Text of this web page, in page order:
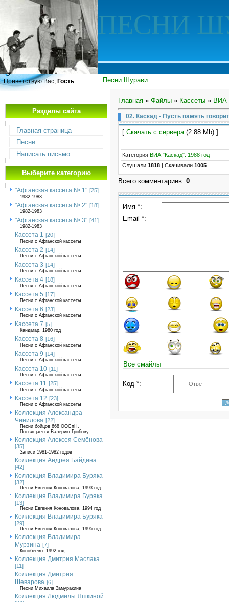
ПЕСНИ
Песни Шурави
Приветствую Вас, Гость
Разделы сайта
Главная страница
Песни
Написать письмо
Выберите категорию
"Афганская кассета № 1" [25]
1982-1983
"Афганская кассета № 2" [18]
1982-1983
"Афганская кассета № 3" [41]
1982-1983
Кассета 1 [20]
Песни с Афганской кассеты
Кассета 2 [14]
Песни с Афганской кассеты
Кассета 3 [14]
Песни с Афганской кассеты
Кассета 4 [18]
Песня с Афганской кассеты
Кассета 5 [17]
Песни с Афганской кассеты
Кассета 6 [23]
Песни с Афганской кассеты
Кассета 7 [5]
Кандагар, 1980 год
Кассета 8 [16]
Песни с Афганской кассеты
Кассета 9 [14]
Песни с Афганской кассеты
Кассета 10 [11]
Песни с Афганской кассеты
Кассета 11 [25]
Песни с Афганской кассеты
Кассета 12 [23]
Песни с Афганской кассеты
Коллекция Александра
Чинилова [22]
Песни бойцов 668 ООСпН.
Посвящается Валерию Грибову
Коллекция Алексея Семёнова
[35]
Записи 1981-1982 годов
Коллекция Андрея Байдина
[42]
Коллекция Владимира Буряка
[32]
Песни Евгения Коновалова, 1993 год
Коллекция Владимира Буряка
[13]
Песни Евгения Коновалова, 1994 год
Коллекция Владимира Буряка
[29]
Песни Евгения Коновалова, 1995 год
Коллекция Владимира
Мурзина [7]
Конобеево. 1992 год.
Коллекция Дмитрия Маслака
[11]
Коллекция Дмитрия
Шеварова [6]
Песни Михаила Замуракина
Коллекция Людмилы Яшкиной
Главная » Файлы » Кассеты » ВИА
02. Каскад - Пусть память говорит
[ Скачать с сервера(2.88 Mb) ]
Категория ВИА "Каскад". 1988 год
Слушали 1818 Скачивали 1005
Всего комментариев: 0
Имя *:
Email *:
Все смайлы
Код *: